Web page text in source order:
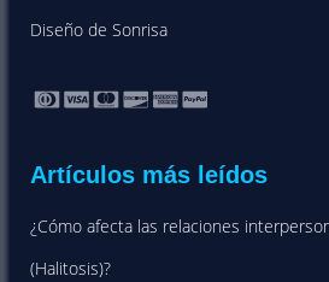
Diseño de Sonrisa
Artículos más leídos
¿Cómo afecta las relaciones
(Halitosis)?